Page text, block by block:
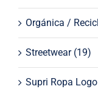
Orgánica /
Streetwear (19)
Supri Ropa Logo